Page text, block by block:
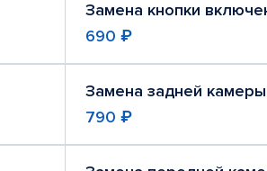
Замена кнопки
690 ₽
Замена задней камеры
790 ₽